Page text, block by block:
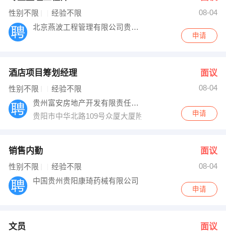
性别不限 经验不限
08-04
北京燕波工程管理有限公司贵州贵阳分公司
申请
酒店项目筹划经理 面议
性别不限 经验不限
08-04
贵州富安房地产开发有限责任公司
贵阳市中华北路109号众厦大厦附楼9楼
申请
销售内勤 面议
性别不限 经验不限
08-04
中国贵州贵阳康琦药械有限公司
申请
文员 面议